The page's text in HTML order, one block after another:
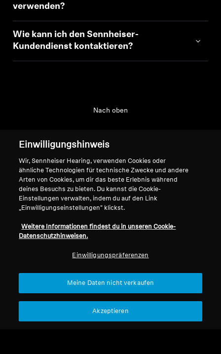
verwenden?
Wie kann ich den Sennheiser-
Kundendienst kontaktieren?
Nach oben
Impressum
Vertrag widerrufen
Globale Datenschutzrichtlinie
Allgemeine
Geschäftsbedingungen für
Koordinierte Richtlinie zur
Unser Unternehmen
Karriere bei Sonova
Sennheiser Consumer
Impressum Cookie-Einstellungen
Einwilligungshinweis
Wir, Sennheiser Hearing, verwenden Cookies oder
ähnliche Technologien für technische Zwecke und andere
Arten von Cookies, um dir das beste Erlebnis während
deines Besuchs zu bieten. Du kannst die Cookie-
Einstellungen verwalten, indem du auf den Link
„Einwilligungseinstellungen" klickst.
Weitere Informationen findest du in unseren Cookie-
Datenschutzhinweisen.
Einwilligungspräferenzen
Meine Daten nicht verkaufen
Akzeptieren